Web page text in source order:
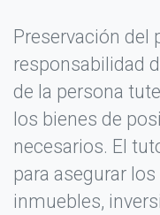
Preservación del
responsabilidad
de la persona
los bienes de
necesarios. El
para asegurar
inmuebles,